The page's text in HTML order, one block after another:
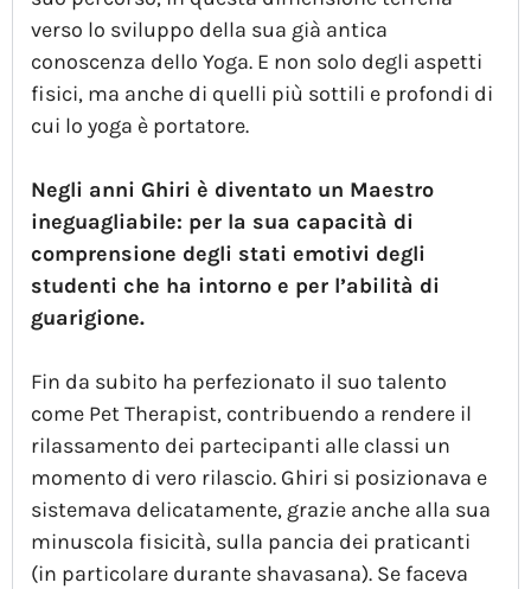
verso lo sviluppo della sua già antica
conoscenza dello Yoga. E non solo degli aspetti
fisici, ma anche di quelli più sottili e profondi di
cui lo yoga è portatore.
Negli anni Ghiri è diventato un Maestro
ineguagliabile: per la sua capacità di
comprensione degli stati emotivi degli
studenti che ha intorno e per l’abilità di
guarigione.
Fin da subito ha perfezionato il suo talento
come Pet Therapist, contribuendo a rendere il
rilassamento dei partecipanti alle classi un
momento di vero rilascio. Ghiri si posizionava e
sistemava delicatamente, grazie anche alla sua
minuscola fisicità, sulla pancia dei praticanti
(in particolare durante shavasana). Se faceva